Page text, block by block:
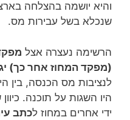
והיא יושמה בהצלחה
שנכלא בשל עבירות מס.
הרשימה נעצרה אצל
(מפקד המחוז אחר כך)
לנציבות מס הכנסה, בין
היו השגות על תוכנה.
ידי אחרים במחוז לכתב